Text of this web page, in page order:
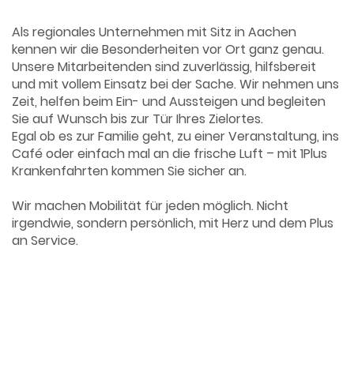
Als regionales Unternehmen mit Sitz in Aachen
kennen wir die Besonderheiten vor Ort ganz genau.
Unsere Mitarbeitenden sind zuverlässig, hilfsbereit
und mit vollem Einsatz bei der Sache. Wir nehmen uns
Zeit, helfen beim Ein- und Aussteigen und begleiten
Sie auf Wunsch bis zur Tür Ihres Zielortes.
Egal ob es zur Familie geht, zu einer Veranstaltung, ins
Café oder einfach mal an die frische Luft – mit 1Plus
Krankenfahrten kommen Sie sicher an.
Wir machen Mobilität für jeden möglich. Nicht
irgendwie, sondern persönlich, mit Herz und dem Plus
an Service.